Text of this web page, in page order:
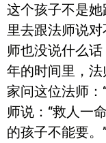
这个孩子不是
里去跟法师说
师也没说什么
年的时间里，
家问这位法师
师说：“救人一
的孩子不能要